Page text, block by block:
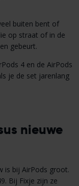
buiten bent of
op straat of in de
gebeurt.
4 en de AirPods
je de set jarenlang
nieuwe
is bij AirPods groot.
Bij Fixje zijn ze